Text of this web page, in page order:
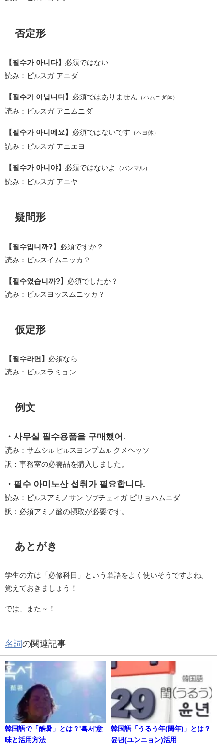
否定形
【필수가 아니다】 必須ではない
読み：ピルスガ アニダ
【필수가 아닙니다】 必須ではありません （ハムニダ体）
読み：ピルスガ アニムニダ
【필수가 아니에요】 必須ではないです （ヘヨ体）
読み：ピルスガ アニエヨ
【필수가 아니야】 必須ではないよ （パンマル）
読み：ピルスガ アニヤ
疑問形
【필수입니까?】 必須ですか？
読み：ピルスイムニッカ？
【필수였습니까?】 必須でしたか？
読み：ピルスヨッスムニッカ？
仮定形
【필수라면】 必須なら
読み：ピルスラミョン
例文
・사무실 필수용품을 구매했어.
読み：サムシ ル ピルスヨンプム ル クメヘッソ
訳：事務室の必需品を購入しました。
・필수 아미노산 섭취가 필요합니다.
読み：ピルスアミノサン ソ プチュィガ ピリョハムニダ
訳：必須アミノ酸の摂取が必要です。
あとがき
学生の方は「必修科目」という単語をよく使いそうですよね。
覚えておきましょう！
では、また～！
名詞の関連記事
韓国語で「酷暑」とは？'혹서'意
味と活用方法
韓国語「うるう年(閏年)」とは？
윤년(ユンニョン)活用